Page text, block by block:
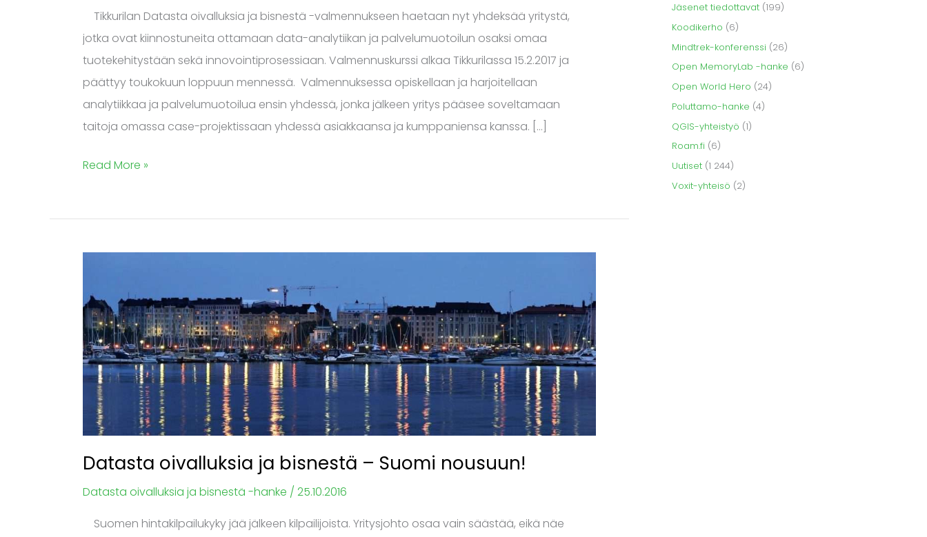
Tikkurilan Datasta oivalluksia ja bisnestä -valmennukseen haetaan nyt yhdeksää yritystä,
jotka ovat kiinnostuneita ottamaan data-analytiikan ja palvelumuotoilun osaksi omaa
tuotekehitystään sekä innovointiprosessiaan. Valmennuskurssi alkaa Tikkurilassa 15.2.2017 ja
päättyy toukokuun loppuun mennessä. Valmennuksessa opiskellaan ja harjoitellaan
analytiikkaa ja palvelumuotoilua ensin yhdessä, jonka jälkeen yritys pääsee soveltamaan
taitoja omassa case-projektissaan yhdessä asiakkaansa ja kumppaniensa kanssa. […]
Read More »
Datasta oivalluksia ja bisnestä – Suomi nousuun!
Datasta oivalluksia ja bisnestä -hanke / 25.10.2016
Suomen hintakilpailukyky jää jälkeen kilpailijoista. Yritysjohto osaa vain säästää, eikä näe
ja
bisnestä
–
Suomi
nousuun!
Jäsenet tiedottavat (199)
Koodikerho (6)
Mindtrek-konferenssi (26)
Open MemoryLab -hanke (6)
Open World Hero (24)
Poluttamo-hanke (4)
QGIS-yhteistyö (1)
Roam.fi (6)
Uutiset (1 244)
Voxit-yhteisö (2)